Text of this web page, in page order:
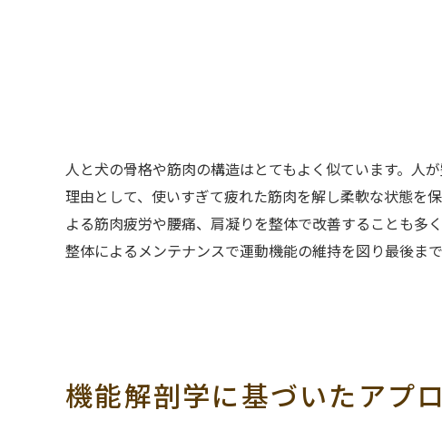
人と犬の骨格や筋肉の構造はとてもよく似ています。人
理由として、使いすぎて疲れた筋肉を解し柔軟な状態を
よる筋肉疲労や腰痛、肩凝りを整体で改善することも多
整体によるメンテナンスで運動機能の維持を図り最後ま
機能解剖学に基づいたアプ